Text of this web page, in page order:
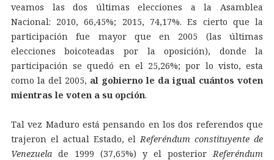
veamos las dos últimas elecciones a la Asamblea
Nacional: 2010, 66,45%; 2015, 74,17%. Es cierto que la
participación fue mayor que en 2005 (las últimas
elecciones boicoteadas por la oposición), donde la
participación se quedó en el 25,26%; por lo visto, esta
como la del 2005, al gobierno le da igual cuántos voten
mientras le voten a su opción.
Tal vez Maduro está pensando en los dos referendos que
trajeron el actual Estado, el Referéndum constituyente de
Venezuelade 1999 (37,65%) y el posterior Referéndum